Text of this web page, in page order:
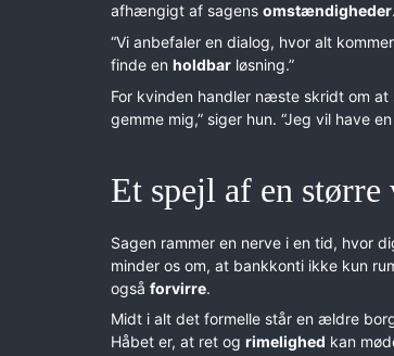
afhængigt af sagens omstændigheder.
“Vi anbefaler en dialog, hvor alt
finde en holdbar løsning.”
For kvinden handler næste skridt om at
gemme mig,” siger hun. “Jeg vil have
Et spejl af en
Sagen rammer en nerve i en tid, hvor
minder os om, at bankkonti ikke kun
også forvirre.
Midt i alt det formelle står en ældre
Håbet er, at ret og rimelighed kan